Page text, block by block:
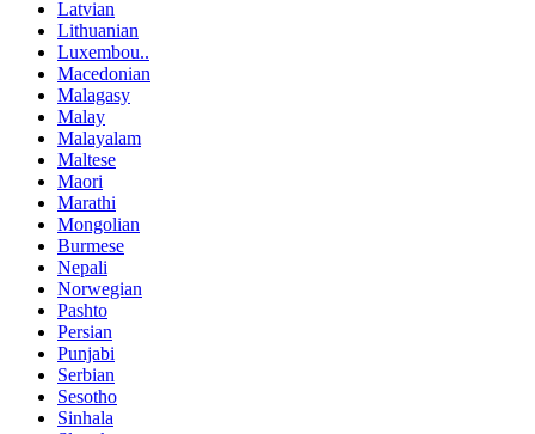
Latvian
Lithuanian
Luxembou..
Macedonian
Malagasy
Malay
Malayalam
Maltese
Maori
Marathi
Mongolian
Burmese
Nepali
Norwegian
Pashto
Persian
Punjabi
Serbian
Sesotho
Sinhala